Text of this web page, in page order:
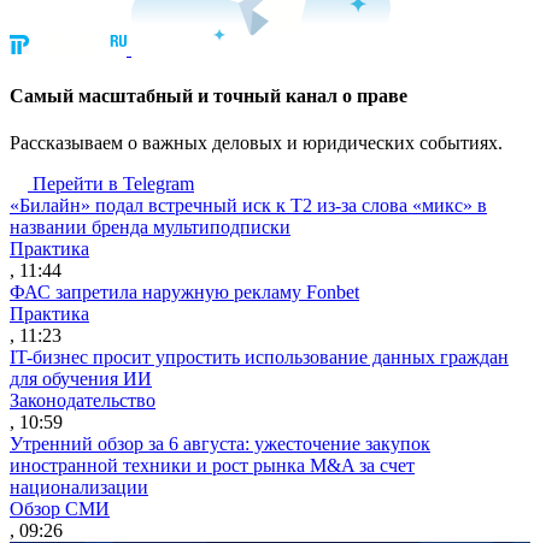
Cамый масштабный и точный канал о праве
Рассказываем о важных деловых и юридических событиях.
Перейти в Telegram
«Билайн» подал встречный иск к Т2 из-за слова «микс» в
названии бренда мультиподписки
Практика
, 11:44
ФАС запретила наружную рекламу Fonbet
Практика
, 11:23
IT-бизнес просит упростить использование данных граждан
для обучения ИИ
Законодательство
, 10:59
Утренний обзор за 6 августа: ужесточение закупок
иностранной техники и рост рынка M&A за счет
национализации
Обзор СМИ
, 09:26